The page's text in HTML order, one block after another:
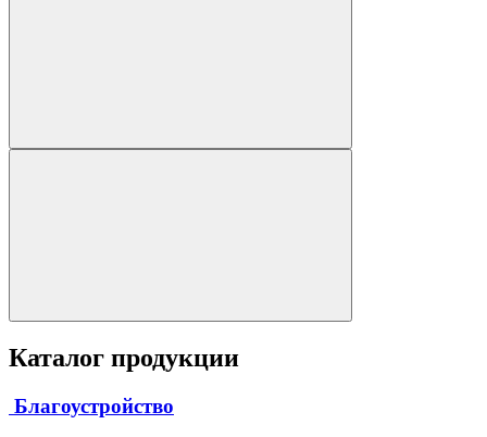
Каталог продукции
Благоустройство